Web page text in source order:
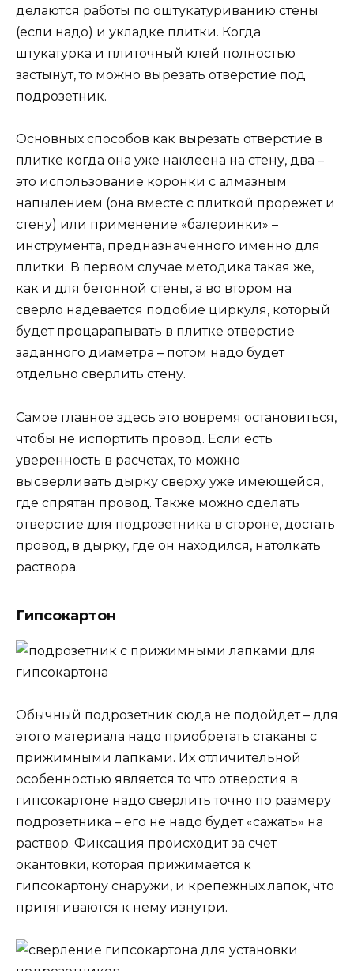
делаются работы по оштукатуриванию стены
(если надо) и укладке плитки. Когда
штукатурка и плиточный клей полностью
застынут, то можно вырезать отверстие под
подрозетник.
Основных способов как вырезать отверстие в
плитке когда она уже наклеена на стену, два –
это использование коронки с алмазным
напылением (она вместе с плиткой прорежет и
стену) или применение «балеринки» –
инструмента, предназначенного именно для
плитки. В первом случае методика такая же,
как и для бетонной стены, а во втором на
сверло надевается подобие циркуля, который
будет процарапывать в плитке отверстие
заданного диаметра – потом надо будет
отдельно сверлить стену.
Самое главное здесь это вовремя остановиться,
чтобы не испортить провод. Если есть
уверенность в расчетах, то можно
высверливать дырку сверху уже имеющейся,
где спрятан провод. Также можно сделать
отверстие для подрозетника в стороне, достать
провод, в дырку, где он находился, натолкать
раствора.
Гипсокартон
Обычный подрозетник сюда не подойдет – для
этого материала надо приобретать стаканы с
прижимными лапками. Их отличительной
особенностью является то что отверстия в
гипсокартоне надо сверлить точно по размеру
подрозетника – его не надо будет «сажать» на
раствор. Фиксация происходит за счет
окантовки, которая прижимается к
гипсокартону снаружи, и крепежных лапок, что
притягиваются к нему изнутри.